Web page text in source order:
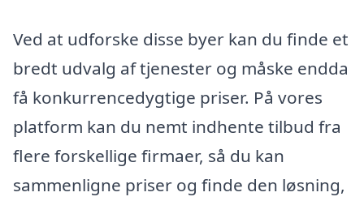
Ved at udforske disse byer kan du finde et
bredt udvalg af tjenester og måske endda
få konkurrencedygtige priser. På vores
platform kan du nemt indhente tilbud fra
flere forskellige firmaer, så du kan
sammenligne priser og finde den løsning,